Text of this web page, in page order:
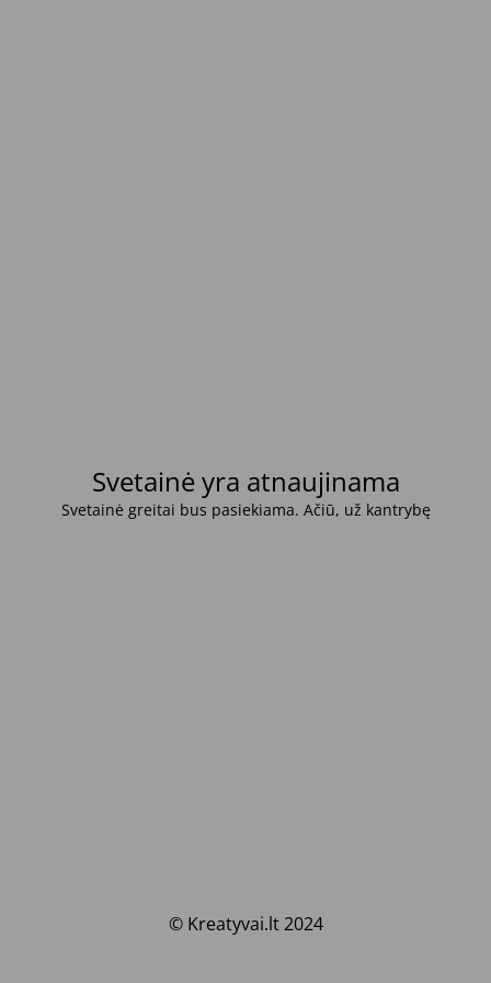
Svetainė yra atnaujinama
Svetainė greitai bus pasiekiama. Ačiū, už kantrybę
© Kreatyvai.lt 2024